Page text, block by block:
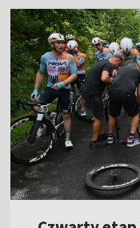
Czwarty
Tour
14:47 |